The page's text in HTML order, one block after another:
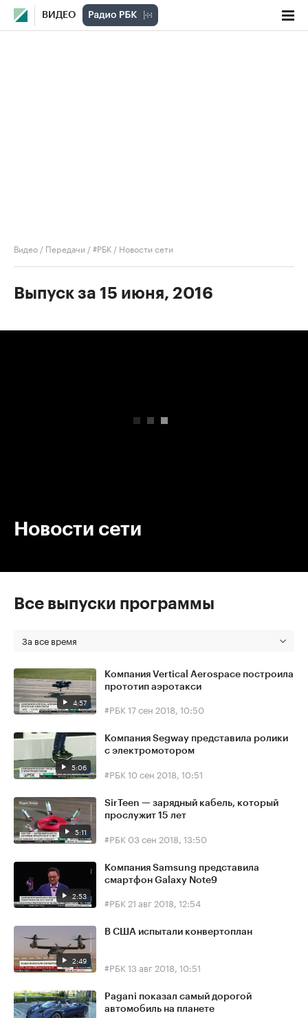
ВИДЕО
Видео / Передачи /#РБК / Новости сети
Выпуск за 15 июня, 2016
Новости сети
Все выпуски программы
За все время
4:57
Компания Vertical Aerospace построила
прототип аэротакси
#РБК17 сен 2018, 10:50
5:06
Компания Segway представила ролики
с электромотором
#РБК10 сен 2018, 10:51
5:11
SirTeen — зарядный кабель, который
прослужит 15 лет
#РБК 03 сен 2018, 13:50
2:53
Компания Samsung представила
смартфон Galaxy Note9
#РБК 21 авг 2018, 12:54
2:49
В США испытали конвертоплан
#РБК13 авг 2018, 10:51
Pagani показал самый дорогой
автомобиль на планете